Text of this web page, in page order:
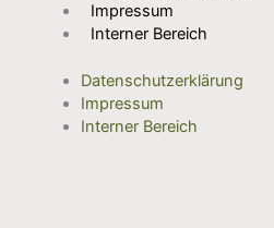
Impressum
Interner Bereich
Datenschutzerklärung
Impressum
Interner Bereich